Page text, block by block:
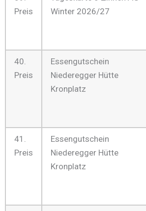
Preis
Winter 2026/27
40.
Preis
Essengutschein
Niederegger Hütte
Kronplatz
41.
Preis
Essengutschein
Niederegger Hütte
Kronplatz